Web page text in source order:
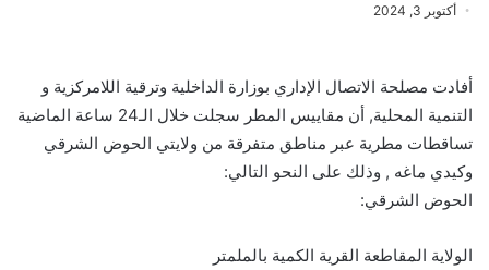
أكتوبر 3, 2024
أفادت مصلحة الاتصال الإداري بوزارة الداخلية وترقية اللامركزية و
التنمية المحلية, أن مقاييس المطر سجلت خلال الـ24 ساعة الماضية
تساقطات مطرية عبر مناطق متفرقة من ولايتي الحوض الشرقي
وكيدي ماغه , وذلك على النحو التالي:
الحوض الشرقي:
الولاية المقاطعة القرية الكمية بالملمتر